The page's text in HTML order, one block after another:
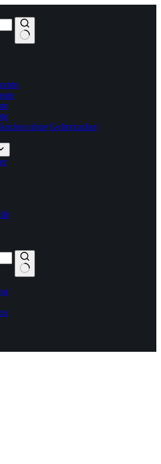
ohne Gelierzucker